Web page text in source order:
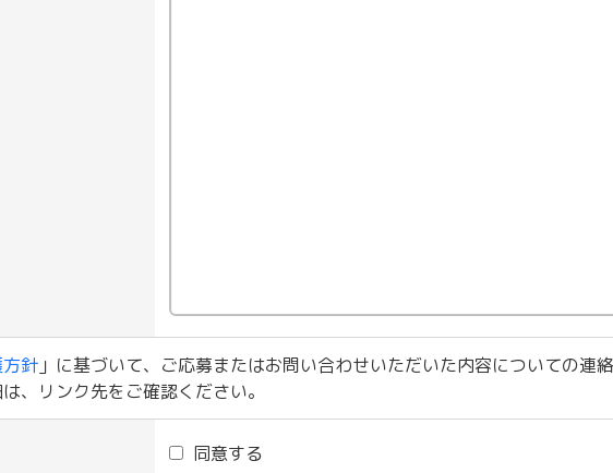
針」に基づいて、ご応募またはお問い合わせいただいた内容についての連
、リンク先をご確認ください。
同意する